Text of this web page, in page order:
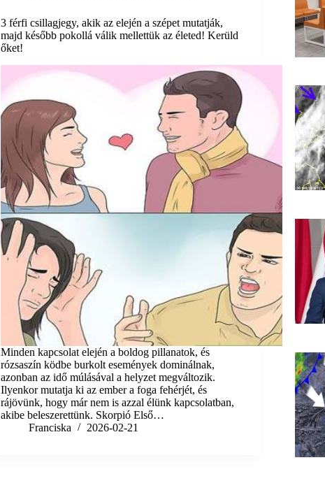
3 férfi csillagjegy, akik az elején a szépet mutatják,
majd később pokollá válik mellettük az életed! Kerüld
őket!
Minden kapcsolat elején a boldog pillanatok, és
rózsaszín ködbe burkolt események dominálnak,
azonban az idő múlásával a helyzet megváltozik.
Ilyenkor mutatja ki az ember a foga fehérjét, és
rájövünk, hogy már nem is azzal élünk kapcsolatban,
akibe beleszerettünk. Skorpió Első…
Franciska
2026-02-21